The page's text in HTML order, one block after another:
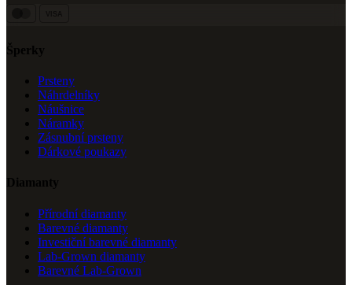
Šperky
Prsteny
Náhrdelníky
Náušnice
Náramky
Zásnubní prsteny
Dárkové poukazy
Diamanty
Přírodní diamanty
Barevné diamanty
Investiční barevné diamanty
Lab-Grown diamanty
Barevné Lab-Grown